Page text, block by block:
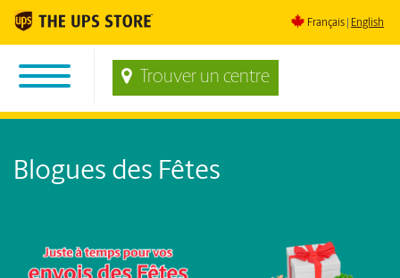
Français English
Trouver un centre
Blogues des Fêtes